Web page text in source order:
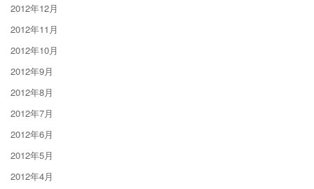
2012年12月
2012年11月
2012年10月
2012年9月
2012年8月
2012年7月
2012年6月
2012年5月
2012年4月